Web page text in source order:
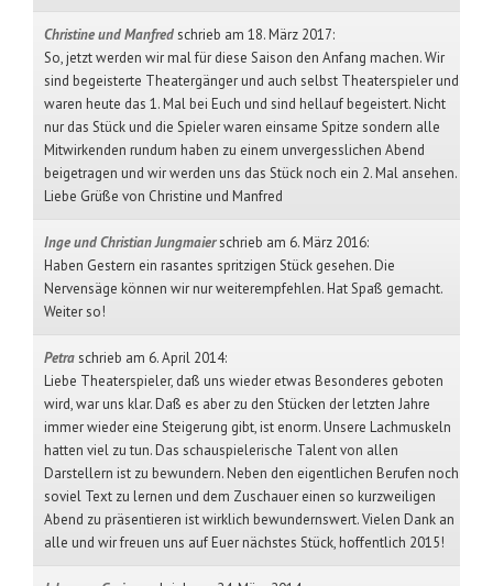
Christine und Manfredschrieb am 18. März 2017:
So, jetzt werden wir mal für diese Saison den Anfang machen. Wir
sind begeisterte Theatergänger und auch selbst Theaterspieler und
waren heute das 1. Mal bei Euch und sind hellauf begeistert. Nicht
nur das Stück und die Spieler waren einsame Spitze sondern alle
Mitwirkenden rundum haben zu einem unvergesslichen Abend
beigetragen und wir werden uns das Stück noch ein 2. Mal ansehen.
Liebe Grüße von Christine und Manfred
Inge und Christian Jungmaierschrieb am 6. März 2016:
Haben Gestern ein rasantes spritzigen Stück gesehen. Die
Nervensäge können wir nur weiterempfehlen. Hat Spaß gemacht.
Weiter so!
Petraschrieb am 6. April 2014:
Liebe Theaterspieler, daß uns wieder etwas Besonderes geboten
wird, war uns klar. Daß es aber zu den Stücken der letzten Jahre
immer wieder eine Steigerung gibt, ist enorm. Unsere Lachmuskeln
hatten viel zu tun. Das schauspielerische Talent von allen
Darstellern ist zu bewundern. Neben den eigentlichen Berufen noch
soviel Text zu lernen und dem Zuschauer einen so kurzweiligen
Abend zu präsentieren ist wirklich bewundernswert. Vielen Dank an
alle und wir freuen uns auf Euer nächstes Stück, hoffentlich 2015!